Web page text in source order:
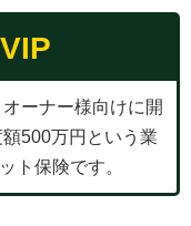
VIP
ーナー様向けに開
500万円という業
ト保険です。